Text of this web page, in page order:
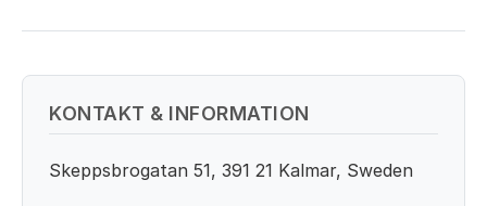
KONTAKT & INFORMATION
Skeppsbrogatan 51, 391 21 Kalmar, Sweden